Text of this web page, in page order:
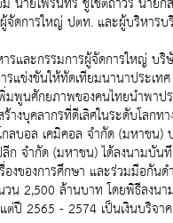
จัดการใหญ่ ปตท. และผู้บริหาร
และกรรมการผู้จัดการใหญ่ บ
รแข่งขันให้ทัดเทียมนานาประ
มพูนศักยภาพของคนไทยนำพ
งบุคลากรที่ดีเลิศในระดับโล
บอล เคมิคอล จำกัด (มหาชน
จำกัด (มหาชน) ได้ลงนามบันทึ
องของการศึกษา และร่วมมือกั
น 2,500 ล้านบาท โดยพิธีลง
ต่ปี 2565 - 2574 เป็นเงินบริจ